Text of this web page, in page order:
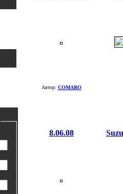
Автор: COMARO
8.06.08